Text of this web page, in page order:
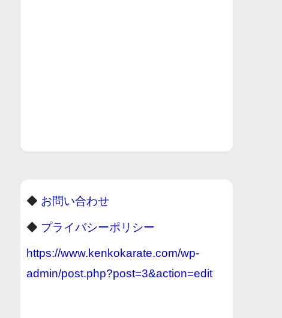
◆ お問い合わせ
◆ プライバシーポリシー
https://www.kenkokarate.com/wp-
admin/post.php?post=3&action=edit